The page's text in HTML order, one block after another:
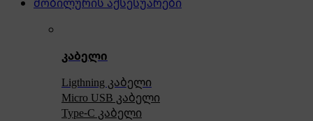
კაბელი
Ligthning კაბელი
Micro USB კაბელი
Type-C კაბელი